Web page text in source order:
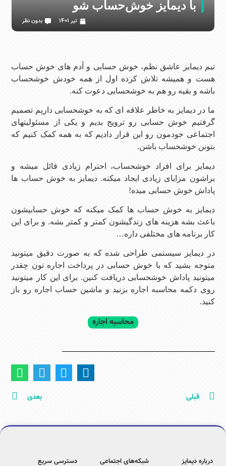
با دیمایز خوش‌حساب شو
تیر 1401 بدون نظر
تیم دیمایز عاشق نظم، خوش حسابی و آدم های خوش حساب
هست و همیشه تلاش کرده اول از همه خودش خوشحساب
باشه و بقیه رو هم به خوشحسابی دعوت کنه.
ما در دیمایز به خاطر علاقه ای که به خوشحسابی داریم تصمیم
گرفتیم خوش حسابی رو ترویج بدیم و یکی از مسئولیتهای
اجتماعی خودمون رو این قرار دادیم که به همه کمک کنیم که
بتونن خوشحساب باشن.
دیمایز برای افراد خوشحساب، احترام زیادی قائل میشه و
براشون مزایای زیادی ایجاد میکنه. دیمایز به خوش حساب ها
پاداش خوش حسابی میده!
دیمایز به خوش حساب ها کمک میکنه که خوش حسابیشون
باعث بشه هزینه های زندگیشون کمتر و کمتر بشه. و برای این
کار برنامه های مختلفی داره…
در دیمایز سیستمی طراحی شده که به صورت دقیق میتونید
متوجه بشید که با خوش حسابی در پرداخت اجاره تون چقدر
میتونید پاداش خوشحسابی دریافت کنین. برای این کار میتونید
روی دکمه محاسبه اجاره بزنید و ماشین حساب اجاره رو باز
کنید.
محاسبه اجاره
قبلی بعدی
درباره دیمایز شبکه‌های اجتماعی دسترسی سریع